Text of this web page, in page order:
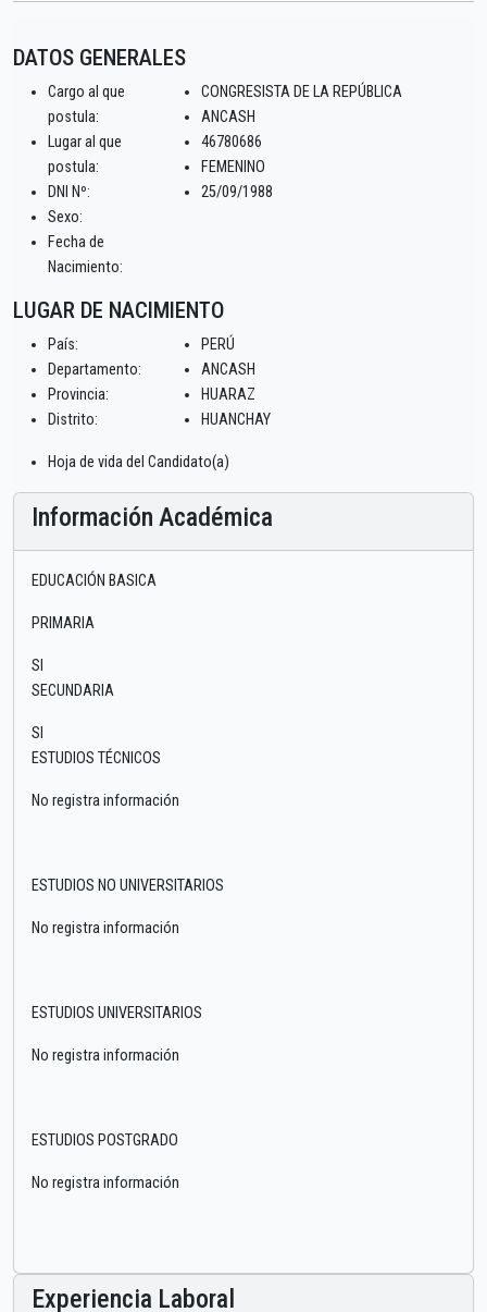
DATOS GENERALES
Cargo al que
postula:
Lugar al que
postula:
DNI Nº:
Sexo:
Fecha de
Nacimiento:
CONGRESISTA DE LA REPÚBLICA
ANCASH
46780686
FEMENINO
25/09/1988
LUGAR DE NACIMIENTO
País:
Departamento:
Provincia:
Distrito:
PERÚ
ANCASH
HUARAZ
HUANCHAY
Hoja de vida del Candidato(a)
Información Académica
EDUCACIÓN BASICA
PRIMARIA
SI
SECUNDARIA
SI
ESTUDIOS TÉCNICOS
No registra información
ESTUDIOS NO UNIVERSITARIOS
No registra información
ESTUDIOS UNIVERSITARIOS
No registra información
ESTUDIOS POSTGRADO
No registra información
Experiencia Laboral